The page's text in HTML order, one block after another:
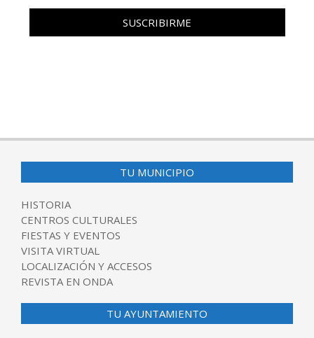
TU MUNICIPIO
HISTORIA
CENTROS CULTURALES
FIESTAS Y EVENTOS
VISITA VIRTUAL
LOCALIZACIÓN Y ACCESOS
REVISTA EN ONDA
TU AYUNTAMIENTO